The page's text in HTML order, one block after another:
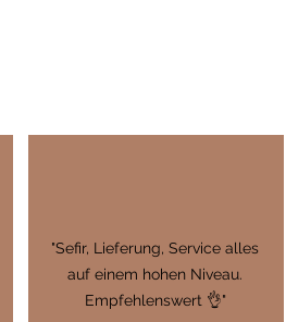
"Sefir, Lieferung, Service alles
auf einem hohen Niveau.
Empfehlenswert 👌"